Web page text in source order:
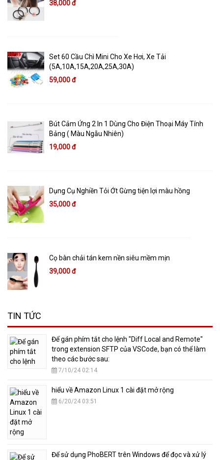
38,000 đ
Set 60 Cầu Chì Mini Cho Xe Hơi, Xe Tải
(5A,10A,15A,20A,25A,30A)
59,000 đ
Bút Cảm Ứng 2 In 1 Dùng Cho Điện Thoại Máy Tính
Bảng ( Màu Ngẫu Nhiên)
19,000 đ
Dụng Cụ Nghiền Tỏi Ớt Gừng tiện lợi màu hồng
35,000 đ
Cọ bàn chải tán kem nền siêu mềm mịn
39,000 đ
TIN TỨC
​Để gán phím tắt cho lệnh "Diff Local and Remote"
trong extension SFTP của VSCode, bạn có thể làm
theo các bước sau:
7/10/24 02:14
hiểu về Amazon Linux 1 cài đặt mở rộng
6/20/24 03:51
​Để sử dụng PhoBERT trên Windows để đọc và xử lý